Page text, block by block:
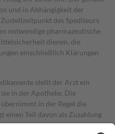
und in Abhängigkeit der
des Spediteurs
notwendige pharmazeutische
dienen, die
einschließlich Klärungen
stellt der Arzt ein
in der Apotheke. Die
in der Regel die
einen Teil davon als Zuzahlung